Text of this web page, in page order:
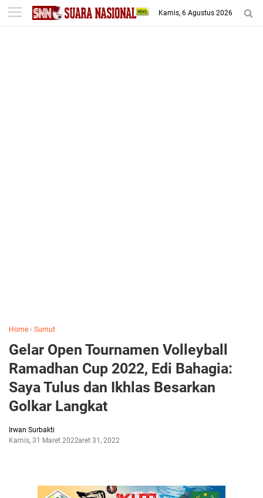
-->
Kamis, 6 Agustus 2026
Home › Sumut
Gelar Open Tournamen Volleyball
Ramadhan Cup 2022, Edi Bahagia:
Saya Tulus dan Ikhlas Besarkan
Golkar Langkat
Irwan Surbakti
Kamis, 31 Maret 2022Maret 31, 2022